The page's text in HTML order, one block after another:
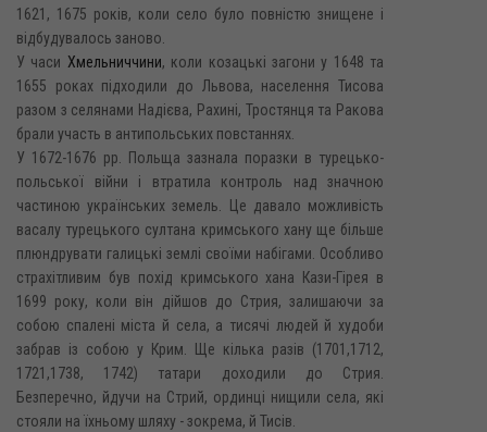
1621, 1675 років, коли село було повністю знищене і
відбудувалось заново.
У часи Хмельниччини, коли козацькі загони у 1648 та
1655 роках підходили до Львова, населення Тисова
разом з селянами Надієва, Рахині, Тростянця та Ракова
брали участь в антипольських повстаннях.
У 1672-1676 pp. Польща зазнала поразки в турецько-
польської війни і втратила контроль над значною
частиною українських земель. Це давало можливість
васалу турецького султана кримського хану ще більше
плюндрувати галицькі землі своїми набігами. Особливо
страхітливим був похід кримського хана Кази-Гірея в
1699 року, коли він дійшов до Стрия, залишаючи за
собою спалені міста й села, а тисячі людей й худоби
забрав із собою у Крим. Ще кілька разів (1701,1712,
1721,1738, 1742) татари доходили до Стрия.
Безперечно, йдучи на Стрий, ординці нищили села, які
стояли на їхньому шляху - зокрема, й Тисів.